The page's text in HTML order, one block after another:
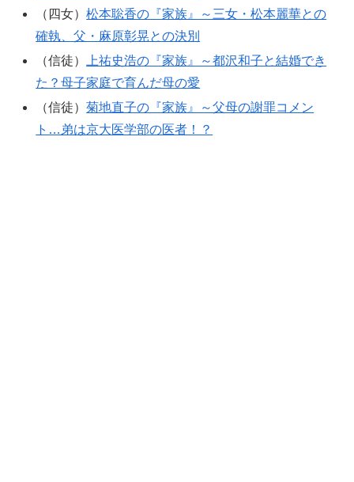
（四女）松本聡香の『家族』～三女・松本麗華との
確執、父・麻原彰晃との決別
（信徒）
上祐史浩の『家族』～都沢和子と結婚でき
た？母子家庭で育んだ母の愛
（信徒）菊地直子の『家族』～父母の謝罪コメン
ト…弟は京大医学部の医者！？